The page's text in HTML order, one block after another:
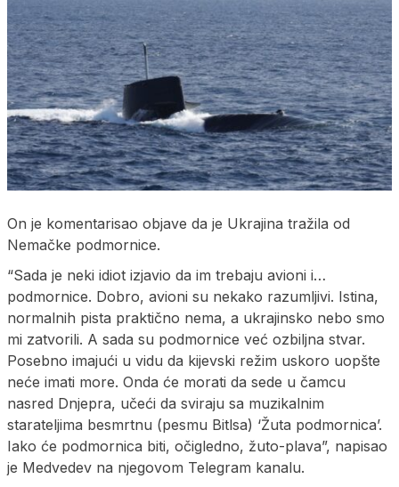
On je komentarisao objave da je Ukrajina tražila od
Nemačke podmornice.
“Sada je neki idiot izjavio da im trebaju avioni i…
podmornice. Dobro, avioni su nekako razumljivi. Istina,
normalnih pista praktično nema, a ukrajinsko nebo smo
mi zatvorili. A sada su podmornice već ozbiljna stvar.
Posebno imajući u vidu da kijevski režim uskoro uopšte
neće imati more. Onda će morati da sede u čamcu
nasred Dnjepra, učeći da sviraju sa muzikalnim
starateljima besmrtnu (pesmu Bitlsa) ‘Žuta podmornica’.
Iako će podmornica biti, očigledno, žuto-plava”, napisao
je Medvedev na njegovom Telegram kanalu.